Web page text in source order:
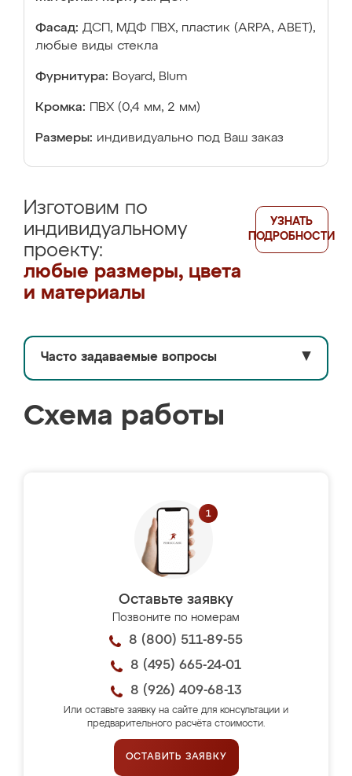
Фасад: ДСП, МДФ ПВХ, пластик (ARPA, ABET),
любые виды стекла
Фурнитура: Boyard, Blum
Кромка: ПВХ (0,4 мм, 2 мм)
Размеры: индивидуально под Ваш заказ
Изготовим по
индивидуальному
проекту:
любые размеры, цвета
и материалы
УЗНАТЬ
ПОДРОБНОСТИ
Часто задаваемые вопросы ▼
Схема работы
Оставьте заявку
Позвоните по номерам
8 (800) 511-89-55
8 (495) 665-24-01
8 (926) 409-68-13
Или оставьте заявку на сайте для консультации и
предварительного расчёта стоимости.
ОСТАВИТЬ ЗАЯВКУ